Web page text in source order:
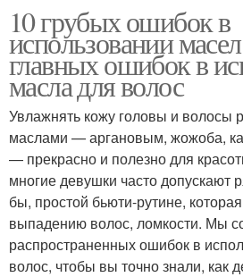
10 грубых ошибок в
использовании
главных ошибок в
масла для волос
Увлажнять кожу головы и волосы
маслами — аргановым, жожоба,
— прекрасно и полезно для
многие девушки часто допускают
бы, простой бьюти-рутине,
выпадению волос, ломкости. Мы
распространенных ошибок в
волос, чтобы вы точно знали, как